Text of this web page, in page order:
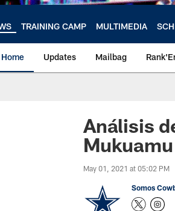
TRAINING CAMP MULTIMEDIA
Updates Mailbag
Análisis
Mukuamu
May 01, 2021 at 05:02 PM
Somos